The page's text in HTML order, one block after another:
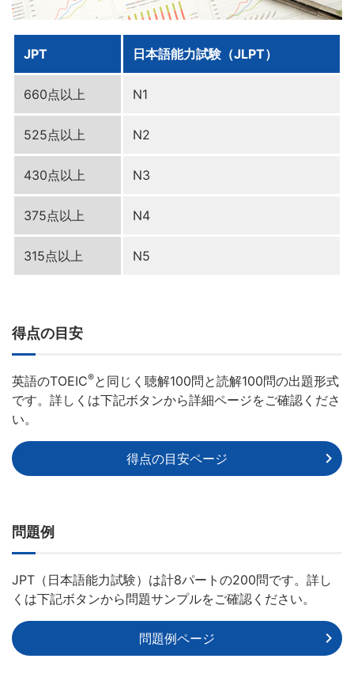
JPT 日本語能力試験（JLPT）
660点以上 N1
525点以上 N2
430点以上 N3
375点以上 N4
315点以上 N5
得点の目安
英語のTOEIC®と同じく聴解100問と読解100問の出題形式
です。詳しくは下記ボタンから詳細ページをご確認くださ
い。
得点の目安ページ
問題例
JPT（日本語能力試験）は計8パートの200問です。詳し
くは下記ボタンから問題サンプルをご確認ください。
問題例ページ